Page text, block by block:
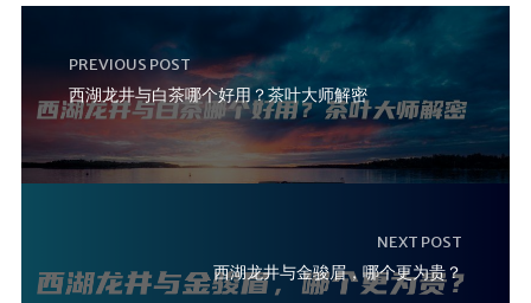
PREVIOUS POST
西湖龙井与白茶哪个好用？茶叶大师解密
NEXT POST
西湖龙井与金骏眉，哪个更为贵？